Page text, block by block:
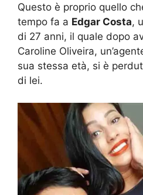
Questo è proprio quello
tempo fa a Edgar Costa,
di 27 anni, il quale dopo
Caroline Oliveira,
sua stessa età, si è
di lei.